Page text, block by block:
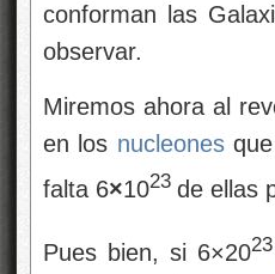
conforman las
observar.
Miremos ahora al
en los nucleonesque
falta 6×1023 de ellas
Pues bien, si 6×2023